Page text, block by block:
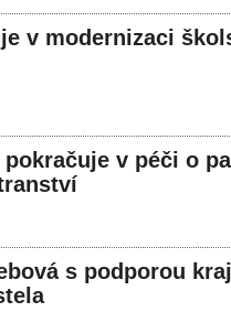
v modernizaci
pokračuje v péči o
s podporou